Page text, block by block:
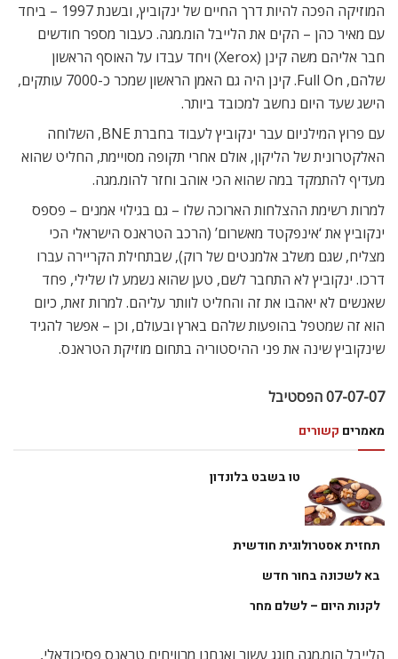
המוזיקה הפכה להיות דרך החיים של ינקוביץ, ובשנת 1997 – ביחד
עם מאיר כהן – הקים את הלייבל הומ.מגה. כעבור מספר חודשים
חבר אליהם משה קינן (Xerox) ויחד עבדו על האוסף הראשון
שלהם, Full On. קינן היה גם האמן הראשון שמכר כ-7000 עותקים,
הישג שעד היום נחשב למכובד ביותר.
עם פרוץ המילניום עבר ינקוביץ לעבוד בחברת BNE, השלוחה
האלקטרונית של הליקון, אולם אחרי תקופה מסויימת, החליט שהוא
מעדיף להתמקד במה שהוא הכי אוהב וחזר להומ.מגה.
למרות רשימת ההצלחות הארוכה שלו – גם בגילוי אמנים – פספס
ינקוביץ את ‘אינפקטד מאשרום’ (הרכב הטראנס הישראלי הכי
מצליח, שגם משלב אלמנטים של רוק), שבתחילת הקריירה עברו
דרכו. ינקוביץ לא התחבר לשם, טען שהוא נשמע לו שלילי, פחד
שאנשים לא יאהבו את זה והחליט לוותר עליהם. למרות זאת, כיום
הוא זה שמטפל בהופעות שלהם בארץ ובעולם, וכן – אפשר להגיד
שינקוביץ שינה את פני ההיסטוריה בתחום מוזיקת הטראנס.
07-07-07 הפסטיבל
מאמרים קשורים
טו בשבט בלונדון
תחזית אסטרולוגית חודשית
בא לשכונה בחור חדש
לקנות היום – לשלם מחר
הלייבל הומ.מגה חוגג עשור ואנחנו מרוויחים טראנס פסיכודאלי,